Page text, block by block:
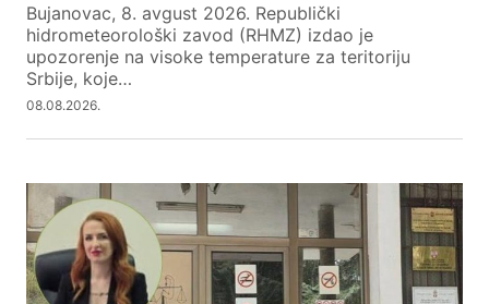
Bujanovac, 8. avgust 2026. Republički
hidrometeorološki zavod (RHMZ) izdao je
upozorenje na visoke temperature za teritoriju
Srbije, koje…
08.08.2026.